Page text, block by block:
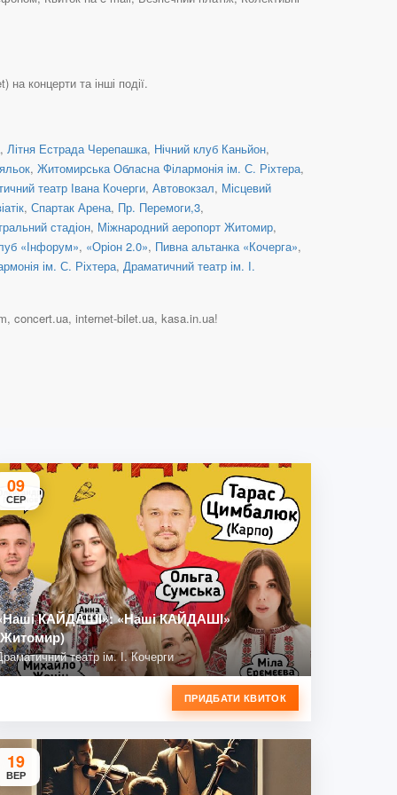
концерти та інші події.
, Літня Естрада Черепашка, Нічний клуб Каньйон,
, Житомирська Обласна Філармонія ім. С. Ріхтера,
театр Івана Кочерги, Автовокзал, Місцевий
, Спартак Арена, Пр. Перемоги,3,
стадіон, Міжнародний аеропорт Житомир,
«Інфорум», «Оріон 2.0», Пивна альтанка «Кочерга»,
ім. С. Ріхтера, Драматичний театр ім. І.
concert.ua, internet-bilet.ua, kasa.in.ua!
09
СЕР
КАЙДАШІ»: «Наші КАЙДАШІ»
театр ім. І. Кочерги
ПРИДБАТИ КВИТОК
19
ВЕР